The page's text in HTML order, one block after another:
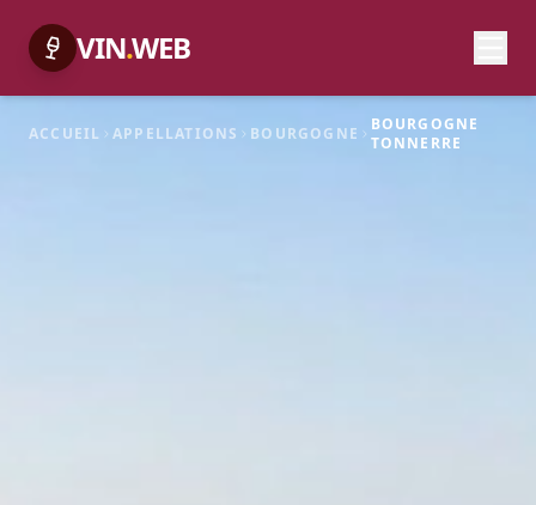
VIN.WEB
ACCUEIL APPELLATIONS BOURGOGNE
BOURGOGNE
TONNERRE